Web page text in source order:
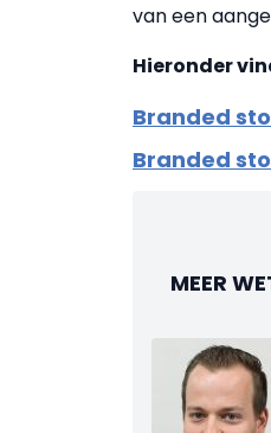
van een
Hieronder
Branded
Branded
MEER